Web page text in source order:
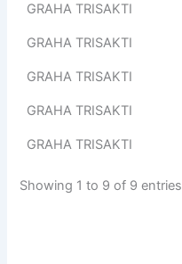
GRAHA TRISAKTI
GRAHA TRISAKTI
GRAHA TRISAKTI
GRAHA TRISAKTI
GRAHA TRISAKTI
Showing 1 to 9 of 9 entries